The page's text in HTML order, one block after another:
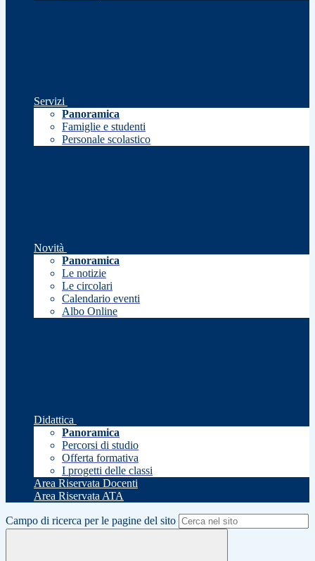
Servizi
Panoramica
Famiglie e studenti
Personale scolastico
Novità
Panoramica
Le notizie
Le circolari
Calendario eventi
Albo Online
Didattica
Panoramica
Percorsi di studio
Offerta formativa
I progetti delle classi
Area Riservata Docenti
Area Riservata ATA
Campo di ricerca per le pagine del sito